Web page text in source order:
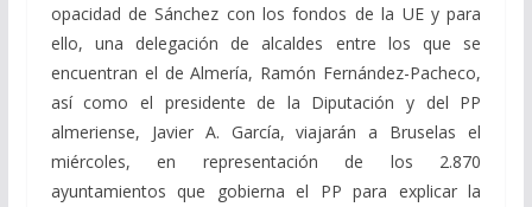
opacidad de Sánchez con los fondos de la UE y para
ello, una delegación de alcaldes entre los que se
encuentran el de Almería, Ramón Fernández-Pacheco,
así como el presidente de la Diputación y del PP
almeriense, Javier A. García, viajarán a Bruselas el
miércoles, en representación de los 2.870
ayuntamientos que gobierna el PP para explicar la